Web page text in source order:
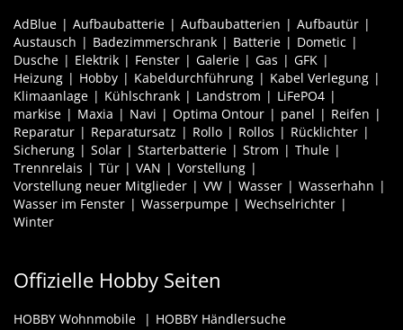
AdBlue Aufbaubatterie Aufbaubatterien
Aufbautür
Austausch
Badezimmerschrank Batterie
Dometic
Dusche
Elektrik Fenster Galerie Gas
GFK
Heizung
Hobby Kabeldurchführung
Kabel Verlegung
Klimaanlage
Kühlschrank Landstrom
LiFePO4
markise
Maxia Navi Optima Ontour panel
Reifen
Reparatur
Reparatursatz Rollo Rollos
Rücklichter
Sicherung
Solar Starterbatterie Strom
Thule
Trennrelais
Tür VAN
Vorstellung
Vorstellung neuer Mitglieder
VW Wasser
Wasserhahn
Wasser im Fenster
Wasserpumpe
Wechselrichter
Winter
Offizielle Hobby Seiten
HOBBY Wohnmobile HOBBY Händlersuche